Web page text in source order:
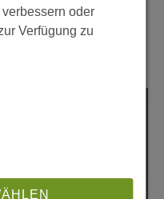
Rubrik
oder
Verfügung zu